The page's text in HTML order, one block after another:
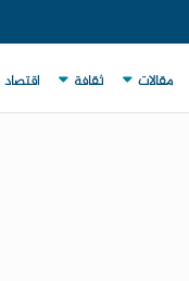
مقالات ثقافة اقتصاد